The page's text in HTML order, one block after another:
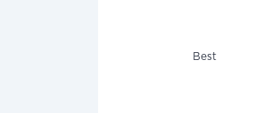
Best